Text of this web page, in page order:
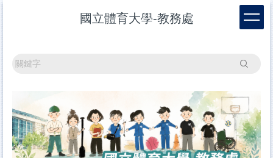
國立體育大學-教務處
搜尋